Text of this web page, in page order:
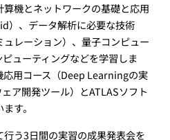
機とネットワークの基礎と応用
）、データ解析に必要な技術
ュレーション）、量子コンピュー
ューティングなどを学習しま
応用コース（Deep Learningの実
ア開発ツール）とATLASソフト
す。
う3日間の実習の成果発表会を